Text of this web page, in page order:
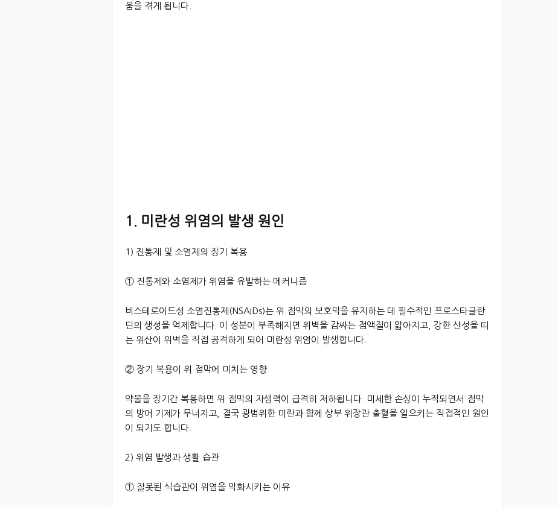
움을 겪게 됩니다.
1. 미란성 위염의 발생 원인
1) 진통제 및 소염제의 장기 복용
① 진통제와 소염제가 위염을 유발하는 메커니즘
비스테로이드성 소염진통제(NSAIDs)는 위 점막의 보호막을 유지하는 데 필수적인 프로스타글란
딘의 생성을 억제합니다. 이 성분이 부족해지면 위벽을 감싸는 점액질이 얇아지고, 강한 산성을 띠
는 위산이 위벽을 직접 공격하게 되어 미란성 위염이 발생합니다.
② 장기 복용이 위 점막에 미치는 영향
약물을 장기간 복용하면 위 점막의 자생력이 급격히 저하됩니다. 미세한 손상이 누적되면서 점막
의 방어 기제가 무너지고, 결국 광범위한 미란과 함께 상부 위장관 출혈을 일으키는 직접적인 원인
이 되기도 합니다.
2) 위염 발생과 생활 습관
① 잘못된 식습관이 위염을 악화시키는 이유